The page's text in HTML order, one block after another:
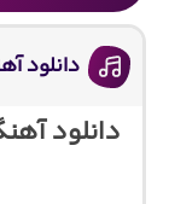
دانلود
دانلود